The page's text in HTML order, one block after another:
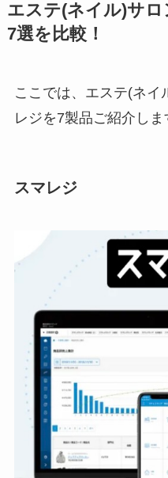
エステ(ネイル)サ
7選を比較！
ここでは、エステ(ネイ
レジを7製品ご紹介しま
スマレジ